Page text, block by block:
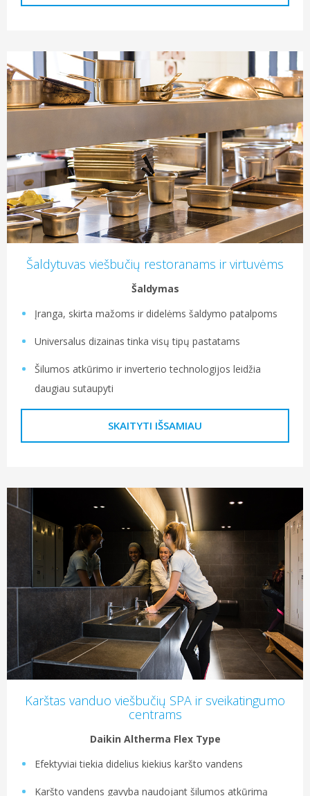
Šaldytuvas viešbučių restoranams ir virtuvėms
Šaldymas
Įranga, skirta mažoms ir didelėms šaldymo patalpoms
Universalus dizainas tinka visų tipų pastatams
Šilumos atkūrimo ir inverterio technologijos leidžia
daugiau sutaupyti
SKAITYTI IŠSAMIAU
Karštas vanduo viešbučių SPA ir sveikatingumo
centrams
Daikin Altherma Flex Type
Efektyviai tiekia didelius kiekius karšto vandens
Karšto vandens gavyba naudojant šilumos atkūrimą